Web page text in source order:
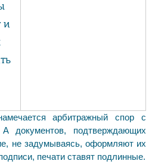
и
арбитражный спор с
А документов, подтверждающих
не задумываясь, оформляют их
печати ставят подлинные.